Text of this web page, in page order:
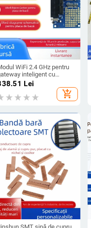
WiFi 2.4 GHz pentru
inteligent cu
QCA9531
OPENWRT – placă de
Lei
add_shopping_cart